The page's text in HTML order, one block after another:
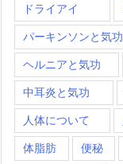
ドライアイ
パーキンソンと気功
ヘルニアと気功
中耳炎と気功
人体について
体脂肪 便秘